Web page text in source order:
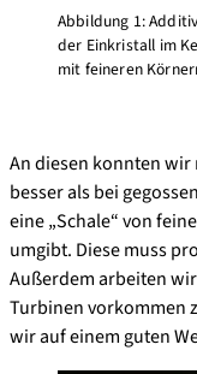
Abbildung 1:
der Einkristall im
mit feineren
An diesen konnten wir
besser als bei
eine „Schale“ von
umgibt. Diese muss
Außerdem arbeiten
Turbinen vorkommen
wir auf einem guten